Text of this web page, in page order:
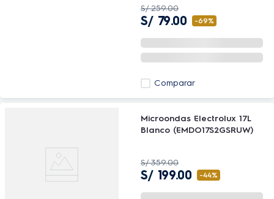
S/ 259.00
S/ 79.00 -69%
Comparar
Microondas Electrolux 17L
Blanco (EMDO17S2GSRUW)
S/ 359.00
S/ 199.00 -44%